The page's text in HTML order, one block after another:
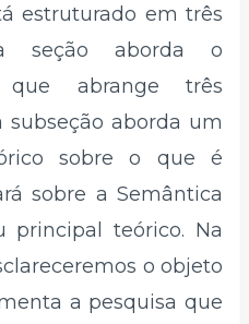
estruturado em três
seção aborda o
que abrange três
subseção aborda um
sobre o que é
sobre a Semântica
principal teórico. Na
o objeto
a pesquisa que